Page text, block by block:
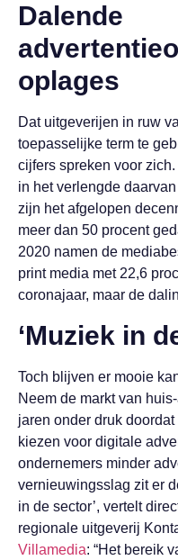
Dalende
oplages
Dat uitgeverijen in ruw
toepasselijke term te
cijfers spreken voor
in het verlengde
zijn het afgelopen
meer dan 50 procent
2020 namen de
print media met 22,6
coronajaar, maar de
‘Muziek in
Toch blijven er mooie
Neem de markt van
jaren onder druk
kiezen voor digitale
ondernemers minder
vernieuwingsslag zit er
in de sector’, vertelt
regionale uitgeverij
Villamedia: “Het bereik